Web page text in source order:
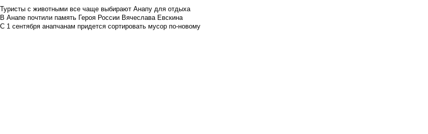
Туристы с животными все чаще выбирают Анапу для отдыха
В Анапе почтили память Героя России Вячеслава Евскина
С 1 сентября анапчанам придется сортировать мусор по-новому